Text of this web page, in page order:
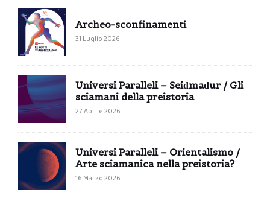
Archeo-sconfinamenti
31 Luglio 2026
Universi Paralleli – Seiđmađur / Gli
sciamani della preistoria
27 Aprile 2026
Universi Paralleli – Orientalismo /
Arte sciamanica nella preistoria?
16 Marzo 2026